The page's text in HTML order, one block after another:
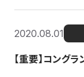
2020.08.01
【重要】コング